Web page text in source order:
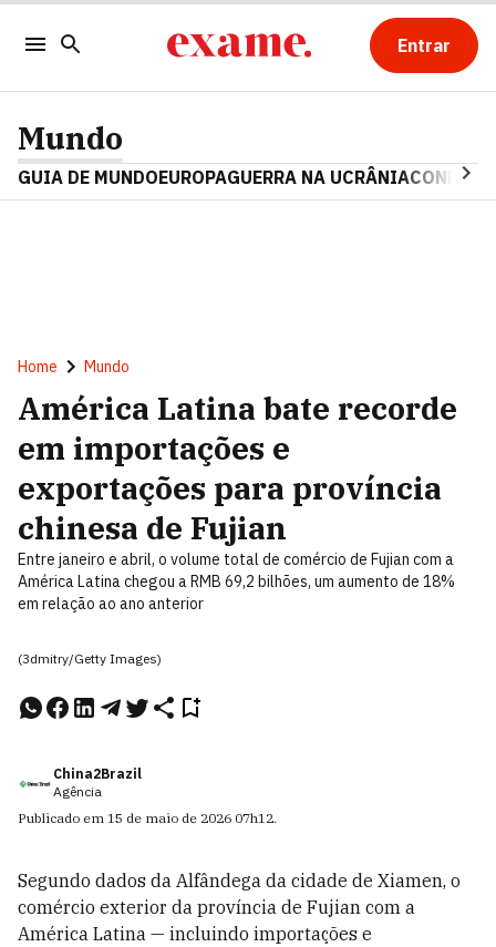
Entrar
Mundo
GUIA DE MUNDOEUROPAGUERRA NA UCRÂNIA
Home Mundo
América Latina bate recorde
em importações e
exportações para província
chinesa de Fujian
Entre janeiro e abril, o volume total de comércio de Fujian com a
América Latina chegou a RMB 69,2 bilhões, um aumento de 18%
em relação ao ano anterior
(3dmitry/Getty Images)
China2Brazil
Agência
Publicado em 15 de maio de 2026 07h12.
Segundo dados da Alfândega da cidade de Xiamen, o
comércio exterior da província de Fujian com a
América Latina — incluindo importações e